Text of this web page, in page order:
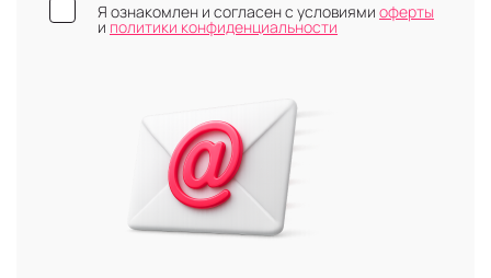
Я ознакомлен и согласен с условиями оферты
и политики конфиденциальности